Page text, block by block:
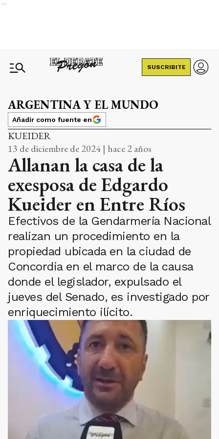
Ads
SUSCRIBITE
ARGENTINA Y EL MUNDO
Añadir como fuente en
KUEIDER
13 de diciembre de 2024 | hace 2 años
Allanan la casa de la
exesposa de Edgardo
Kueider en Entre Ríos
Efectivos de la Gendarmería Nacional
realizan un procedimiento en la
propiedad ubicada en la ciudad de
Concordia en el marco de la causa
donde el legislador, expulsado el
jueves del Senado, es investigado por
enriquecimiento ilícito.